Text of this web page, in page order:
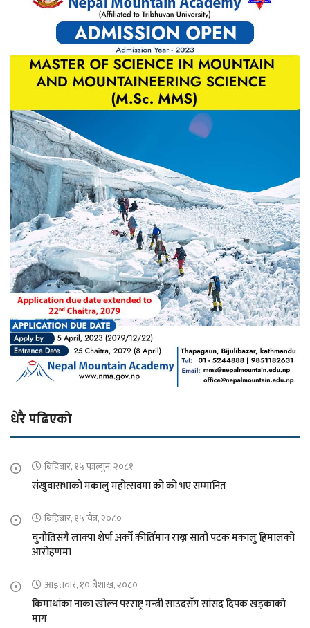
धेरै पढिएको
बिहिबार, १५ फाल्गुन, २०८१
संखुवासभाको मकालु महोत्सवमा को को भए सम्मानित
बिहिबार, १५ चैत्र, २०८०
चुनौतिसंगै लाक्पा शेर्पा अर्को कीर्तिमान राख्न सातौ पटक मकालु हिमालको
आरोहणमा
आइतवार, १० बैशाख, २०८०
किमाथांका नाका खोल्न परराष्ट्र मन्त्री साउदसँग सांसद दिपक खड्काको
माग